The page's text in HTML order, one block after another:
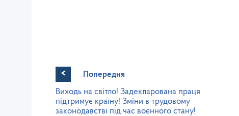
<
Попередня
Виходь на світло! Задекларована праця
підтримує країну! Зміни в трудовому
законодавстві під час воєнного стану!